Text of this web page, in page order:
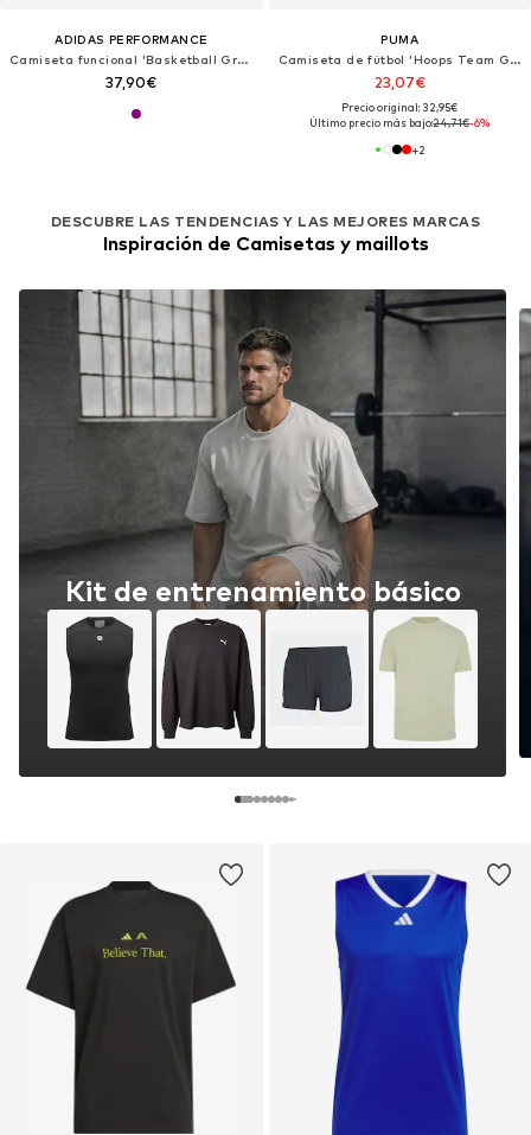
ADIDAS PERFORMANCE
Camiseta funcional 'Basketball Graphic'
37,90€
DESCUBRE LAS TENDENCIAS Y LAS MEJORES MARCAS
Inspiración de Camisetas y maillots
Kit de entrenamiento básico
PUMA
Camiseta de fútbol 'Hoops Team Game'
23,07€
Precio original: 32,95€
Último precio más bajo:24,71€-6%
+2